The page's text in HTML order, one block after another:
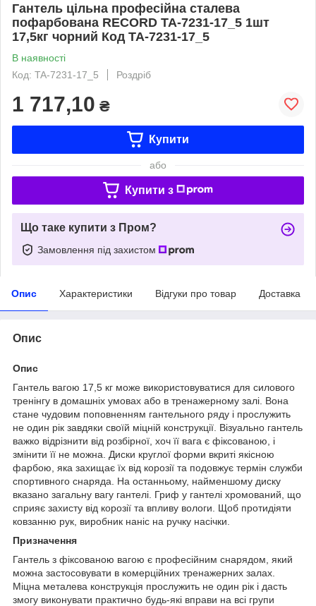
Гантель цільна професійна сталева
пофарбована RECORD TA-7231-17_5 1шт
17,5кг чорний Код TA-7231-17_5
В наявності
Код: TA-7231-17_5
Роздріб
1 717,10 ₴
Купити
або
Купити з
Що таке купити з Пром?
Замовлення під захистом
Опис Характеристики Відгуки про товар Доставка
Опис
Опис
Гантель вагою 17,5 кг може використовуватися для силового
тренінгу в домашніх умовах або в тренажерному залі. Вона
стане чудовим поповненням гантельного ряду і прослужить
не один рік завдяки своїй міцній конструкції. Візуально гантель
важко відрізнити від розбірної, хоч її вага є фіксованою, і
змінити її не можна. Диски круглої форми вкриті якісною
фарбою, яка захищає їх від корозії та подовжує термін служби
спортивного снаряда. На останньому, найменшому диску
вказано загальну вагу гантелі. Гриф у гантелі хромований, що
сприяє захисту від корозії та впливу вологи. Щоб протидіяти
ковзанню рук, виробник наніс на ручку насічки.
Призначення
Гантель з фіксованою вагою є професійним снарядом, який
можна застосовувати в комерційних тренажерних залах.
Міцна металева конструкція прослужить не один рік і дасть
змогу виконувати практично будь-які вправи на всі групи